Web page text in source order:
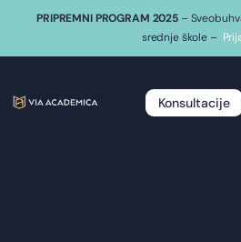
PRIPREMNI PROGRAM 2025 –
srednje škole –
Konsultacije